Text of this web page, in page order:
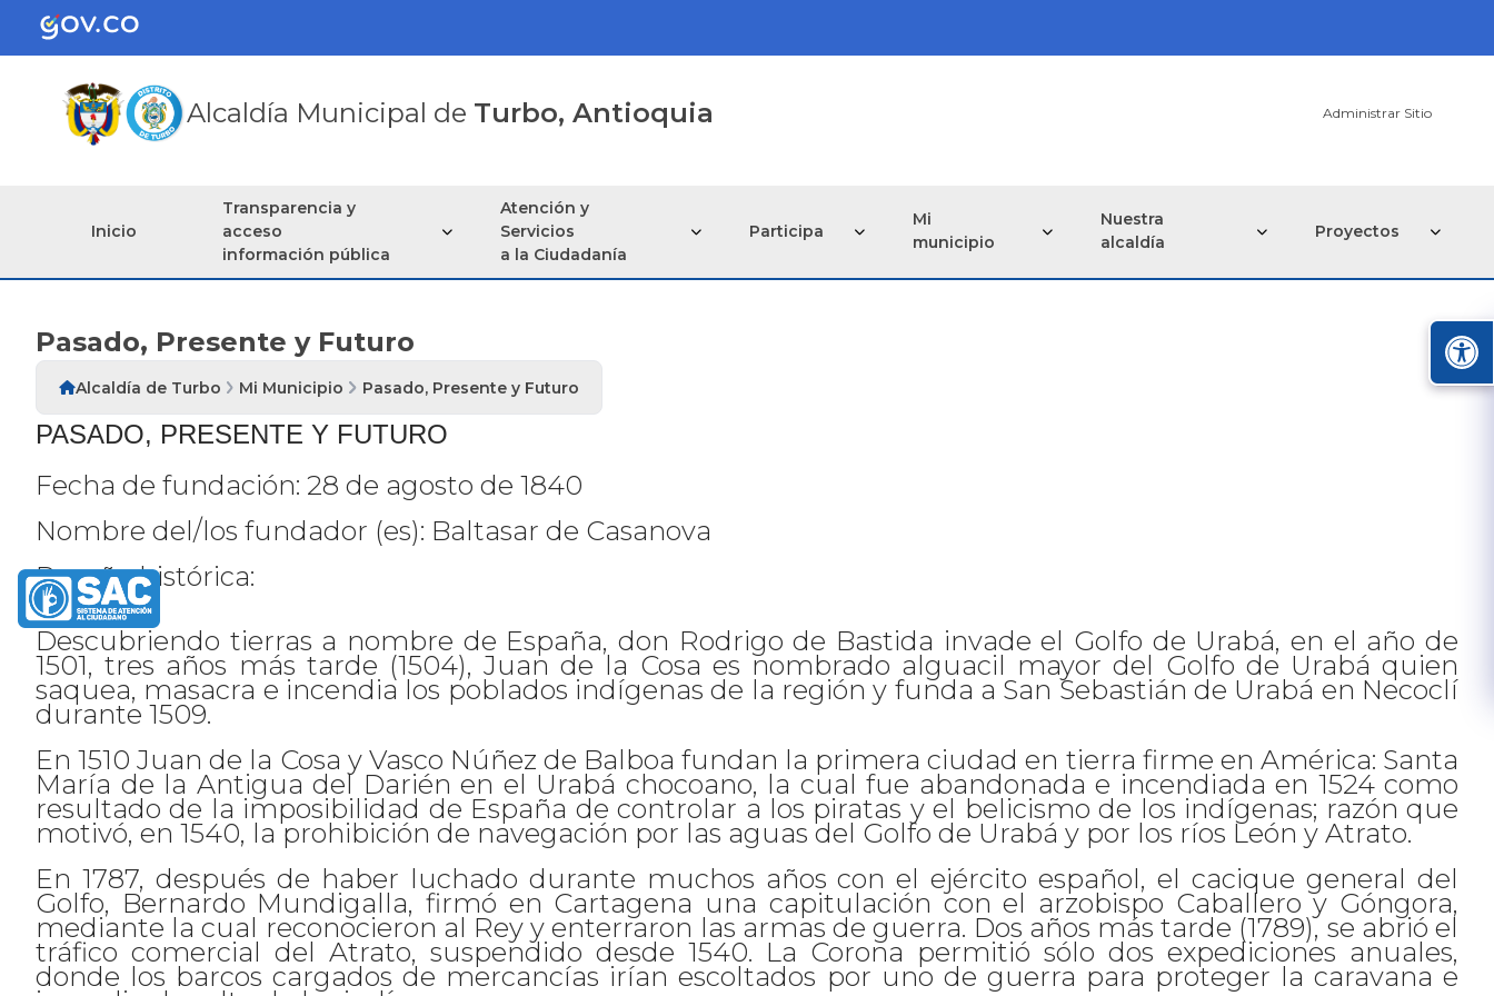
Alcaldía Municipal de Turbo, Antioquia Administrar Sitio
Inicio
Transparencia y
acceso
información pública
Atención y
Servicios
a la Ciudadanía
Participa
Mi
municipio
Nuestra
alcaldía
Proyectos
Pasado, Presente y Futuro
Alcaldía de Turbo Mi Municipio Pasado, Presente y Futuro
PASADO, PRESENTE Y FUTURO
Fecha de fundación: 28 de agosto de 1840
Nombre del/los fundador (es): ​Baltasar de Casanova
Reseña histórica:
Descubriendo tierras a nombre de España, don Rodrigo de Bastida invade el Golfo de Urabá, en el año de
1501, tres años más tarde (1504), Juan de la Cosa es nombrado alguacil mayor del Golfo de Urabá quien
saquea, masacra e incendia los poblados indígenas de la región y funda a San Sebastián de Urabá en Necoclí
durante 1509.
En 1510 Juan de la Cosa y Vasco Núñez de Balboa fundan la primera ciudad en tierra firme en América: Santa
María de la Antigua del Darién en el Urabá chocoano, la cual fue abandonada e incendiada en 1524 como
resultado de la imposibilidad de España de controlar a los piratas y el belicismo de los indígenas; razón que
motivó, en 1540, la prohibición de navegación por las aguas del Golfo de Urabá y por los ríos León y Atrato.
En 1787, después de haber luchado durante muchos años con el ejército español, el cacique general del
Golfo, Bernardo Mundigalla, firmó en Cartagena una capitulación con el arzobispo Caballero y Góngora,
mediante la cual reconocieron al Rey y enterraron las armas de guerra. Dos años más tarde (1789), se abrió el
tráfico comercial del Atrato, suspendido desde 1540. La Corona permitió sólo dos expediciones anuales,
donde los barcos cargados de mercancías irían escoltados por uno de guerra para proteger la caravana e